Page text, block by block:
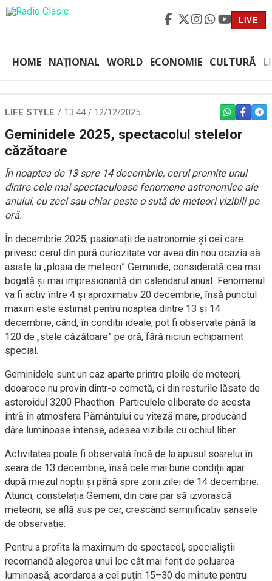
LIVE
HOME NAȚIONAL WORLD ECONOMIE CULTURĂ
LIFE STYLE 13:44 / 12/12/2025 WHATSAPP
Geminidele 2025, spectacolul stelelor
căzătoare
În noaptea de 13 spre 14 decembrie, cerul promite unul
dintre cele mai spectaculoase fenomene astronomice ale
anului, cu zeci sau chiar peste o sută de meteori vizibili pe
oră.
În decembrie 2025, pasionații de astronomie și cei care
privesc cerul din pură curiozitate vor avea din nou ocazia să
asiste la „ploaia de meteori” Geminide, considerată cea mai
bogată și mai impresionantă din calendarul anual. Fenomenul
va fi activ între 4 și aproximativ 20 decembrie, însă punctul
maxim este estimat pentru noaptea dintre 13 și 14
decembrie, când, în condiții ideale, pot fi observate până la
120 de „stele căzătoare” pe oră, fără niciun echipament
special.
Geminidele sunt un caz aparte printre ploile de meteori,
deoarece nu provin dintr-o cometă, ci din resturile lăsate de
asteroidul 3200 Phaethon. Particulele eliberate de acesta
intră în atmosfera Pământului cu viteză mare, producând
dâre luminoase intense, adesea vizibile cu ochiul liber.
Activitatea poate fi observată încă de la apusul soarelui în
seara de 13 decembrie, însă cele mai bune condiții apar
după miezul nopții și până spre zorii zilei de 14 decembrie.
Atunci, constelația Gemeni, din care par să izvorască
meteorii, se află sus pe cer, crescând semnificativ șansele
de observație.
Pentru a profita la maximum de spectacol, specialiștii
recomandă alegerea unui loc cât mai ferit de poluarea
luminoasă, acordarea a cel puțin 15–30 de minute pentru